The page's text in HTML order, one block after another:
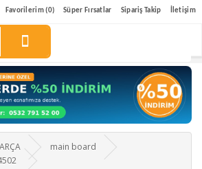
Favorilerim (0) Süper Fırsatlar Sipariş Takip İletişim
main board